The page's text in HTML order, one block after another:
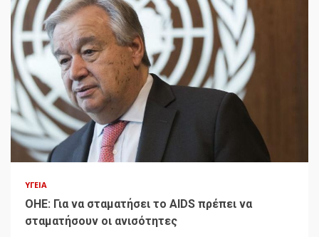
ΥΓΕΊΑ
ΟΗΕ: Για να σταματήσει το AIDS πρέπει να
σταματήσουν οι ανισότητες